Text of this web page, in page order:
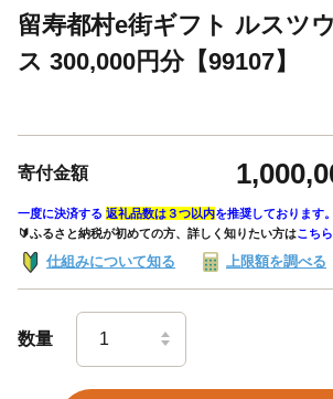
留寿都村e街ギフト ルスツ
ス 300,000円分【99107】
寄付金額
一度に決済する 返礼品数は３つ以内を推奨しております。
🔰ふるさと納税が初めての方、詳しく知りたい方はこちら
仕組みについて知る 上限額を調べる
数量